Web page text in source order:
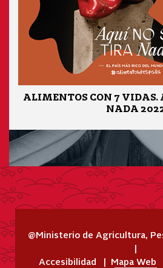
ALIMENTOS CON 7 VIDAS.
NADA
@Ministerio de Agricultura,
Accesibilidad Mapa Web